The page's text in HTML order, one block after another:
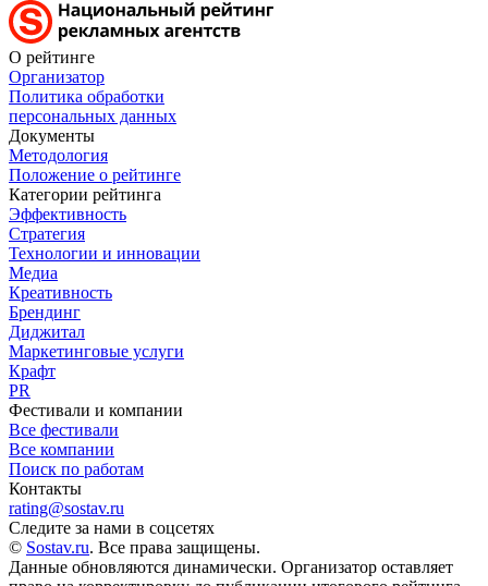
О рейтинге
Организатор
Политика обработки
персональных данных
Документы
Методология
Положение о рейтинге
Категории рейтинга
Эффективность
Стратегия
Технологии и инновации
Медиа
Креативность
Брендинг
Диджитал
Маркетинговые услуги
Крафт
PR
Фестивали и компании
Все фестивали
Все компании
Поиск по работам
Контакты
rating@sostav.ru
Следите за нами в соцсетях
© Sostav.ru. Все права защищены.
Данные обновляются динамически. Организатор оставляет